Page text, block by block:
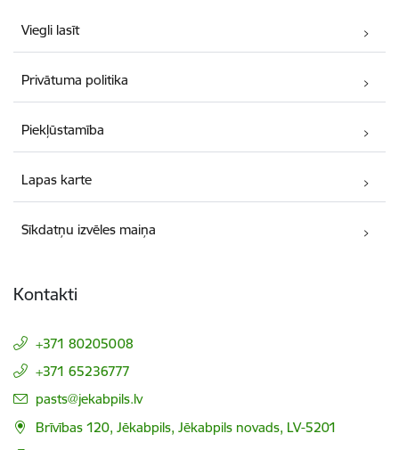
Viegli lasīt
Privātuma politika
Piekļūstamība
Lapas karte
Sīkdatņu izvēles maiņa
Kontakti
+371 80205008
+371 65236777
E-pasts:
pasts@jekabpils.lv
Brīvības 120, Jēkabpils, Jēkabpils novads, LV-5201